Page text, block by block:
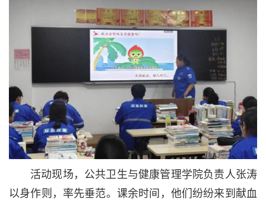
活动现场，公共卫生与健康管理学院负责人张涛
以身作则，率先垂范。课余时间，他们纷纷来到献血